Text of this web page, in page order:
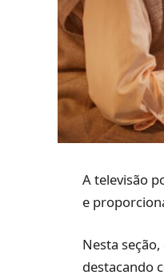
A televisão
e
Nesta
destacando